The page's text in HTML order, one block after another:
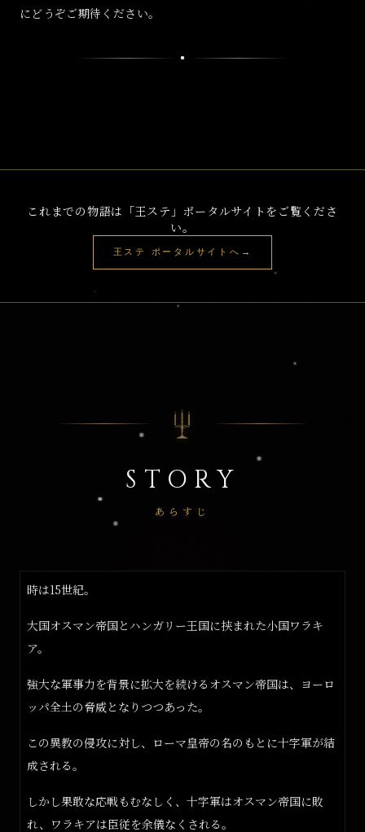
にどうぞご期待ください。
これまでの物語は「王ステ」ポータルサイトをご覧くださ
い。
王ステ ポータルサイトへ →
STORY
あらすじ
時は15世紀。
大国オスマン帝国とハンガリー王国に挟まれた小国ワラキ
ア。
強大な軍事力を背景に拡大を続けるオスマン帝国は、ヨーロ
ッパ全土の脅威となりつつあった。
この異教の侵攻に対し、ローマ皇帝の名のもとに十字軍が結
成される。
しかし果敢な応戦もむなしく、十字軍はオスマン帝国に敗
れ、ワラキアは臣従を余儀なくされる。